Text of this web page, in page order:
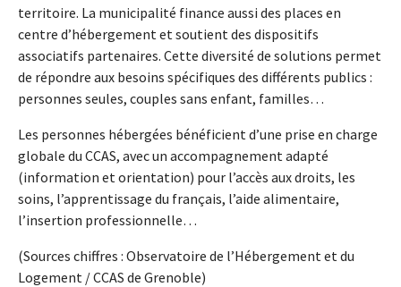
territoire. La municipalité finance aussi des places en
centre d’hébergement et soutient des dispositifs
associatifs partenaires. Cette diversité de solutions permet
de répondre aux besoins spécifiques des différents publics :
personnes seules, couples sans enfant, familles…
Les personnes hébergées bénéficient d’une prise en charge
globale du CCAS, avec un accompagnement adapté
(information et orientation) pour l’accès aux droits, les
soins, l’apprentissage du français, l’aide alimentaire,
l’insertion professionnelle…
(Sources chiffres : Observatoire de l’Hébergement et du
Logement / CCAS de Grenoble)